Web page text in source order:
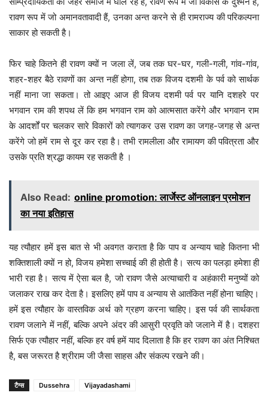
रावण रूप में जो अमानवतावादी हैं, उनका अन्त करने से ही रामराज्य की परिकल्पना
साकार हो सकती है।
फिर चाहे कितने ही रावण क्यों न जला लें, जब तक घर-घर, गली-गली, गांव-गांव,
शहर-शहर बैठे रावणों का अन्त नहीं होगा, तब तक विजय दशमी के पर्व को सार्थक
नहीं माना जा सकता। तो आइए आज ही विजय दशमी पर्व पर यानि दशहरे पर
भगवान राम की शपथ लें कि हम भगवान राम को आत्मसात करेंगे और भगवान राम
के आदर्शों पर चलकर सारे विकारों को त्यागकर उस रावण का जगह-जगह से अन्त
करेंगे जो हमें राम से दूर कर रहा है। तभी रामलीला और रामायण की पवित्रता और
उसके प्रति श्रद्धा कायम रह सकती है ।
Also Read: online promotion: लार्जेस्ट ऑनलाइन प्रमोशन
का नया इतिहास
यह त्यौहार हमें इस बात से भी अवगत कराता है कि पाप व अन्याय चाहे कितना भी
शक्तिशाली क्यों न हो, विजय हमेशा सच्चाई की ही होती है। सत्य का पलड़ा हमेशा ही
भारी रहा है। सत्य में ऐसा बल है, जो रावण जैसे अत्याचारी व अहंकारी मनुष्यों को
जलाकर राख कर देता है। इसलिए हमें पाप व अन्याय से आतंकित नहीं होना चाहिए।
हमें इस त्यौहार के वास्तविक अर्थ को ग्रहण करना चाहिए। इस पर्व की सार्थकता
रावण जलाने में नहीं, बल्कि अपने अंदर की आसुरी प्रवृति को जलाने में है। दशहरा
सिर्फ एक त्यौहार नहीं, बल्कि हर वर्ष हमें याद दिलाता है कि हर रावण का अंत निश्चित
है, बस जरूरत है श्रीराम जी जैसा साहस और संकल्प रखने की।
टैग्स Dussehra Vijayadashami